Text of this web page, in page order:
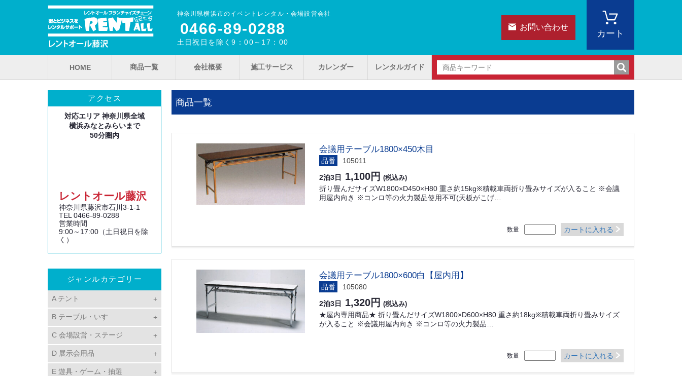
神奈川県横浜市のイベントレンタル・会場設営会社
0466‐89‐0288
土日祝日を除く9：00～17：00
お問い合わせ
カート
HOME 商品一覧 会社概要 施工サービス カレンダー レンタルガイド
アクセス
対応エリア 神奈川県全域
横浜みなとみらいまで
50分圏内
レントオール藤沢
神奈川県藤沢市石川3‐1‐1
TEL 0466‐89‐0288
営業時間
9:00～17:00（土日祝日を除
く）
ジャンルカテゴリー
A テント
B テーブル・いす
C 会場設営・ステージ
D 展示会用品
E 遊具・ゲーム・抽選
商品一覧
会議用テーブル1800×450木目
品番 105011
2泊3日 1,100円 (税込み)
折り畳んだサイズW1800×D450×H80 重さ約15kg※積載車両折り畳みサイズが入ること ※会議
用屋内向き ※コンロ等の火力製品使用不可(天板がこげ…
数量 カートに入れる
会議用テーブル1800×600白【屋内用】
品番 105080
2泊3日 1,320円 (税込み)
★屋内専用商品★ 折り畳んだサイズW1800×D600×H80 重さ約18kg※積載車両折り畳みサイズ
が入ること ※会議用屋内向き ※コンロ等の火力製品…
数量 カートに入れる